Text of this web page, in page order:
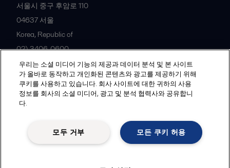
서울시 중구 후암로 110
04637 서울
Korea, Republic of
02) 3406-0600
All offices and partners
Follow us
Legal terms and conditions
우리는 소셜 미디어 기능의 제공과 데이터 분석 및 본 사이트
가 올바로 동작하고 개인화된 콘텐츠와 광고를 제공하기 위해
쿠키를 사용하고 있습니다. 회사 사이트에 대한 귀하의 사용
정보를 회사의 소셜 미디어, 광고 및 분석 협력사와 공유합니
다.
모든 쿠키 허용
모두 거부